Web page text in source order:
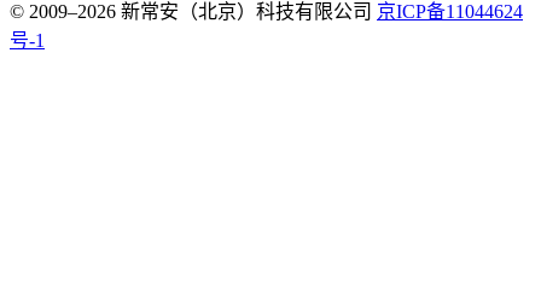
© 2009–2026 新常安（北京）科技有限公司 京ICP备11044624
号-1